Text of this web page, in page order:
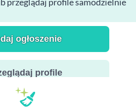
ogłoszenie
profile